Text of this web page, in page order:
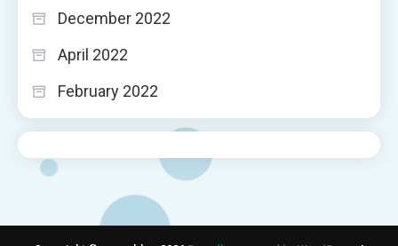
December 2022
April 2022
February 2022